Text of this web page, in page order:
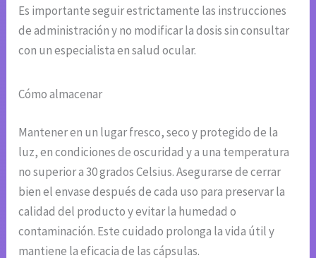
Es importante seguir estrictamente las instrucciones
de administración y no modificar la dosis sin consultar
con un especialista en salud ocular.
Cómo almacenar
Mantener en un lugar fresco, seco y protegido de la
luz, en condiciones de oscuridad y a una temperatura
no superior a 30 grados Celsius. Asegurarse de cerrar
bien el envase después de cada uso para preservar la
calidad del producto y evitar la humedad o
contaminación. Este cuidado prolonga la vida útil y
mantiene la eficacia de las cápsulas.